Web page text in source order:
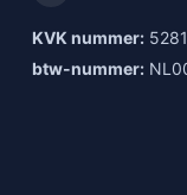
KVK nummer:
btw-nummer: